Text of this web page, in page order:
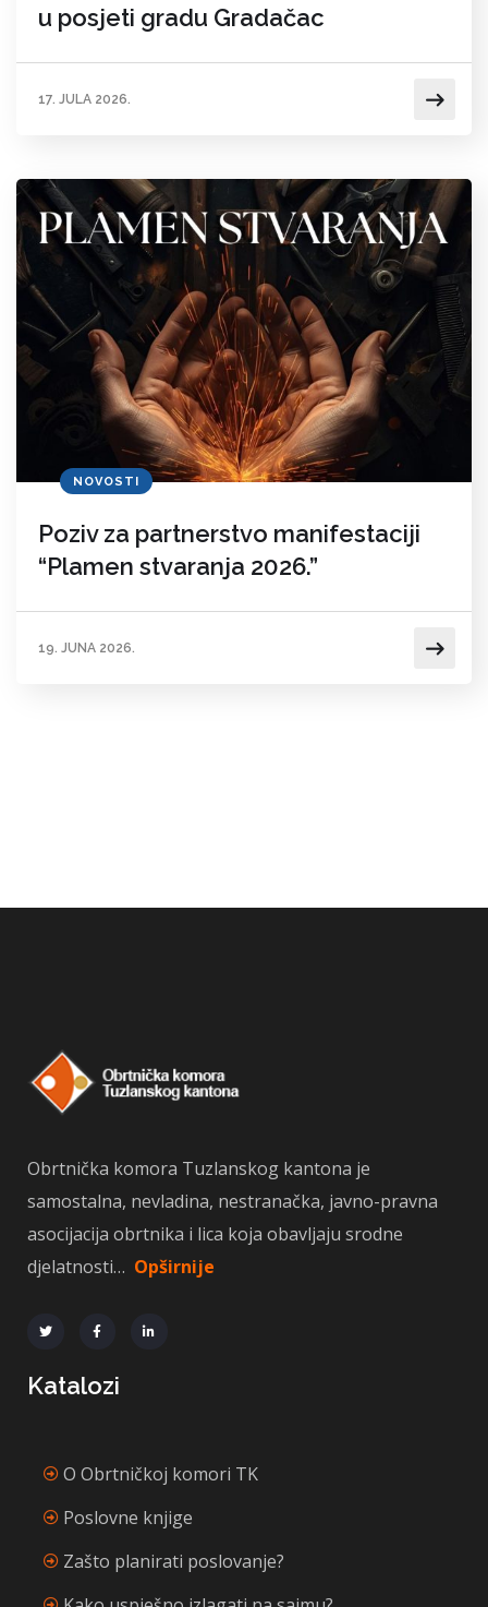
u posjeti gradu Gradačac
17. JULA 2026.
NOVOSTI
Poziv za partnerstvo manifestaciji
“Plamen stvaranja 2026.”
19. JUNA 2026.
Obrtnička komora Tuzlanskog kantona je
samostalna, nevladina, nestranačka, javno-pravna
asocijacija obrtnika i lica koja obavljaju srodne
djelatnosti… Opširnije
Katalozi
O Obrtničkoj komori TK
Poslovne knjige
Zašto planirati poslovanje?